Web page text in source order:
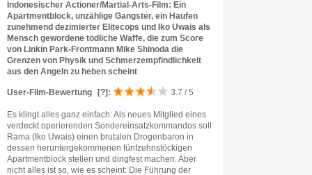
Indonesischer Actioner/Martial-Arts-Film: Ein
Apartmentblock, unzählige Gangster, ein Haufen
zunehmend dezimierter Elitecops und Iko Uwais als
Mensch gewordene tödliche Waffe, die zum Score
von Linkin Park-Frontmann Mike Shinoda die
Grenzen von Physik und Schmerzempfindlichkeit
aus den Angeln zu heben scheint
User-Film-Bewertung [?] : 3.7 / 5
Es klingt alles ganz einfach: Als neues Mitglied eines
verdeckt operierenden Sondereinsatzkommandos soll
Rama (Iko Uwais) einen brutalen Drogenbaron in
dessen heruntergekommenen fünfzehnstöckigen
Apartmentblock stellen und dingfest machen. Aber
nicht alles ist so, wie es scheint: Die Führung der